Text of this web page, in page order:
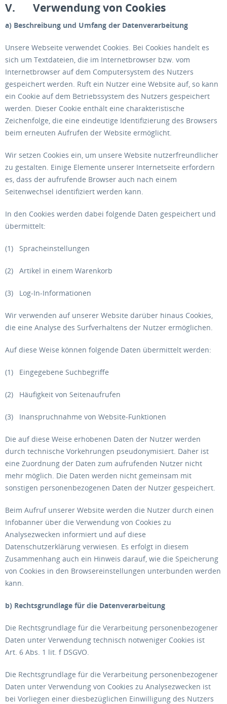
V. Verwendung von Cookies
a) Beschreibung und Umfang der Datenverarbeitung
Unsere Webseite verwendet Cookies. Bei Cookies handelt es
sich um Textdateien, die im Internetbrowser bzw. vom
Internetbrowser auf dem Computersystem des Nutzers
gespeichert werden. Ruft ein Nutzer eine Website auf, so kann
ein Cookie auf dem Betriebssystem des Nutzers gespeichert
werden. Dieser Cookie enthält eine charakteristische
Zeichenfolge, die eine eindeutige Identifizierung des Browsers
beim erneuten Aufrufen der Website ermöglicht.
Wir setzen Cookies ein, um unsere Website nutzerfreundlicher
zu gestalten. Einige Elemente unserer Internetseite erfordern
es, dass der aufrufende Browser auch nach einem
Seitenwechsel identifiziert werden kann.
In den Cookies werden dabei folgende Daten gespeichert und
übermittelt:
(1) Spracheinstellungen
(2) Artikel in einem Warenkorb
(3) Log-In-Informationen
Wir verwenden auf unserer Website darüber hinaus Cookies,
die eine Analyse des Surfverhaltens der Nutzer ermöglichen.
Auf diese Weise können folgende Daten übermittelt werden:
(1) Eingegebene Suchbegriffe
(2) Häufigkeit von Seitenaufrufen
(3) Inanspruchnahme von Website-Funktionen
Die auf diese Weise erhobenen Daten der Nutzer werden
durch technische Vorkehrungen pseudonymisiert. Daher ist
eine Zuordnung der Daten zum aufrufenden Nutzer nicht
mehr möglich. Die Daten werden nicht gemeinsam mit
sonstigen personenbezogenen Daten der Nutzer gespeichert.
Beim Aufruf unserer Website werden die Nutzer durch einen
Infobanner über die Verwendung von Cookies zu
Analysezwecken informiert und auf diese
Datenschutzerklärung verwiesen. Es erfolgt in diesem
Zusammenhang auch ein Hinweis darauf, wie die Speicherung
von Cookies in den Browsereinstellungen unterbunden werden
kann.
b) Rechtsgrundlage für die Datenverarbeitung
Die Rechtsgrundlage für die Verarbeitung personenbezogener
Daten unter Verwendung technisch notweniger Cookies ist
Art. 6 Abs. 1 lit. f DSGVO.
Die Rechtsgrundlage für die Verarbeitung personenbezogener
Daten unter Verwendung von Cookies zu Analysezwecken ist
bei Vorliegen einer diesbezüglichen Einwilligung des Nutzers